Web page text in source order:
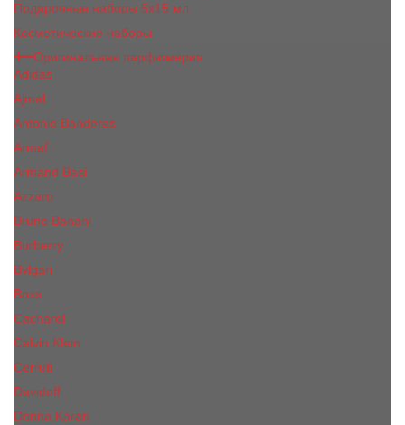
Подарочные наборы 5x15 мл
Косметические наборы
Оригинальная парфюмерия
Adidas
Ajmal
Antonio Banderas
Armaf
Armand Basi
Azzaro
Bruno Banani
Burberry
Bvlgari
Boss
Cacharel
Calvin Klein
Cerruti
Davidoff
Donna Karan